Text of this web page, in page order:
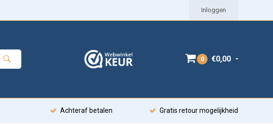
Inloggen
0 €0,00
Achteraf betalen Gratis retour mogelijkheid